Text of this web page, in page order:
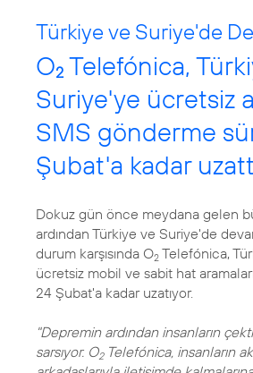
Türkiye ve Suriye'de
O2 Telefónica,
Suriye'ye ücretsiz
SMS gönderme
Şubat'a kadar
Dokuz gün önce meydana gelen
ardından Türkiye ve Suriye'de
durum karşısında O2 Telefónica,
ücretsiz mobil ve sabit hat
24 Şubat'a kadar uzatıyor.
"Depremin ardından insanların
sarsıyor. O2Telefónica, insanların